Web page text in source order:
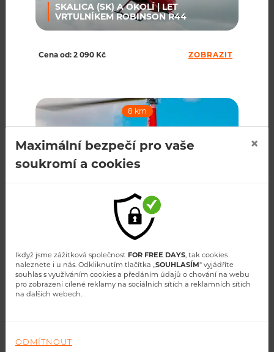
SKALICA (SK) A OKOLÍ | LET
VRTULNÍKEM ROBINSON R44
Cena od: 2 090 Kč ZOBRAZIT
HODONÍN A OKOLÍ | LET VRTULNÍKEM
ROBINSON R44
8 km
RECENZE
David Seckar
Maximální bezpečí pro vaše
soukromí a cookies
×
Ikdyž jsme zážitková společnost FOR FREE DAYS , tak cookies
naleznete i u nás. Odkliknutím tlačítka ,, SOUHLASÍM" vyjádříte
souhlas s využíváním cookies a předáním údajů o chování na webu
pro zobrazení cílené reklamy na sociálních sítích a reklamních sítích
na dalších webech.
ODMÍTNOUT